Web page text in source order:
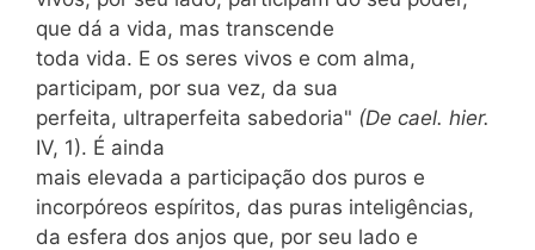
que dá a vida, mas transcende
toda vida. E os seres vivos e com alma,
participam, por sua vez, da sua
perfeita, ultraperfeita sabedoria" (De cael. hier.
IV, 1). É ainda
mais elevada a participação dos puros e
incorpóreos espíritos, das puras inteligências,
da esfera dos anjos que, por seu lado e